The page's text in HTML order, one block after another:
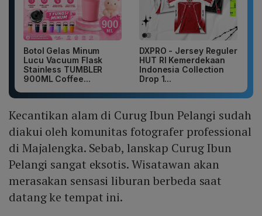
Botol Gelas Minum
Lucu Vacuum Flask
Stainless TUMBLER
900ML Coffee...
DXPRO - Jersey Reguler
HUT RI Kemerdekaan
Indonesia Collection
Drop 1...
Kecantikan alam di Curug Ibun Pelangi sudah
diakui oleh komunitas fotografer professional
di Majalengka. Sebab, lanskap Curug Ibun
Pelangi sangat eksotis. Wisatawan akan
merasakan sensasi liburan berbeda saat
datang ke tempat ini.